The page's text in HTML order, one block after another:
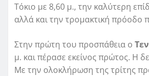
Τόκιο με 8,60 μ., την καλύτερη
αλλά και την τρομακτική πρόοδο
Στην πρώτη του προσπάθεια ο
μ. και πέρασε εκείνος πρώτος. Η
Με την ολοκλήρωση της τρίτης